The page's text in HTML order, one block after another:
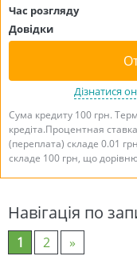
Час розгляду
Довідки
Дізнатися
Сума кредиту 100 грн.
кредіта.Процентная
(переплата) складе 0.01
складе 100 грн, що
Навігація по
1 2 »